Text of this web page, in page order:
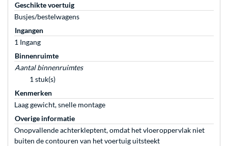
Geschikte voertuig
Busjes/bestelwagens
Ingangen
1 Ingang
Binnenruimte
Aantal binnenruimtes
1 stuk(s)
Kenmerken
Laag gewicht, snelle montage
Overige informatie
Onopvallende achterkleptent, omdat het vloeroppervlak niet
buiten de contouren van het voertuig uitsteekt